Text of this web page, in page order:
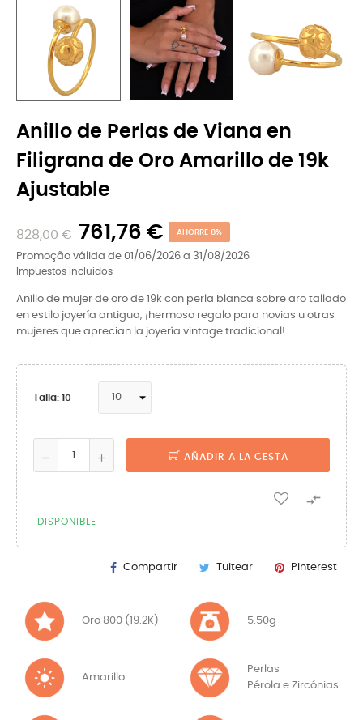
Anillo de Perlas de Viana en
Filigrana de Oro Amarillo de 19k
Ajustable
828,00 € 761,76 € AHORRE 8%
Promoção válida de 01/06/2026 a 31/08/2026
Impuestos incluidos
Anillo de mujer de oro de 19k con perla blanca sobre aro tallado
en estilo joyería antigua, ¡hermoso regalo para novias u otras
mujeres que aprecian la joyería vintage tradicional!
Talla: 10
AÑADIR A LA CESTA

DISPONIBLE
Compartir Tuitear Pinterest
Oro 800 (19.2K) 5.50g
Amarillo
Perlas
Pérola e Zircónias